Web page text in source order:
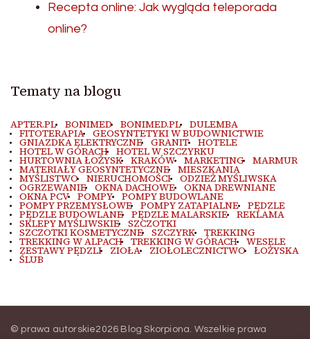
Recepta online: Jak wygląda teleporada
online?
Tematy na blogu
APTER.PL BONIMED BONIMED.PL DULEMBA
FITOTERAPIA GEOSYNTETYKI W BUDOWNICTWIE
GNIAZDKA ELEKTRYCZNE GRANIT HOTELE
HOTEL W GÓRACH HOTEL W SZCZYRKU
HURTOWNIA ŁOŻYSK KRAKÓW MARKETING MARMUR
MATERIAŁY GEOSYNTETYCZNE MIESZKANIA
MYŚLISTWO NIERUCHOMOŚCI ODZIEŻ MYŚLIWSKA
OGRZEWANIE OKNA DACHOWE OKNA DREWNIANE
OKNA PCV POMPY POMPY BUDOWLANE
POMPY PRZEMYSŁOWE POMPY ZATAPIALNE PĘDZLE
PĘDZLE BUDOWLANE PĘDZLE MALARSKIE REKLAMA
SKLEPY MYŚLIWSKIE SZCZOTKI
SZCZOTKI KOSMETYCZNE SZCZYRK TREKKING
TREKKING W ALPACH TREKKING W GÓRACH WESELE
ZESTAWY PĘDZLI ZIOŁA ZIOŁOLECZNICTWO ŁOŻYSKA
ŚLUB
© prawa autorskie2026 Blog Skorpiona. Wszelkie prawa